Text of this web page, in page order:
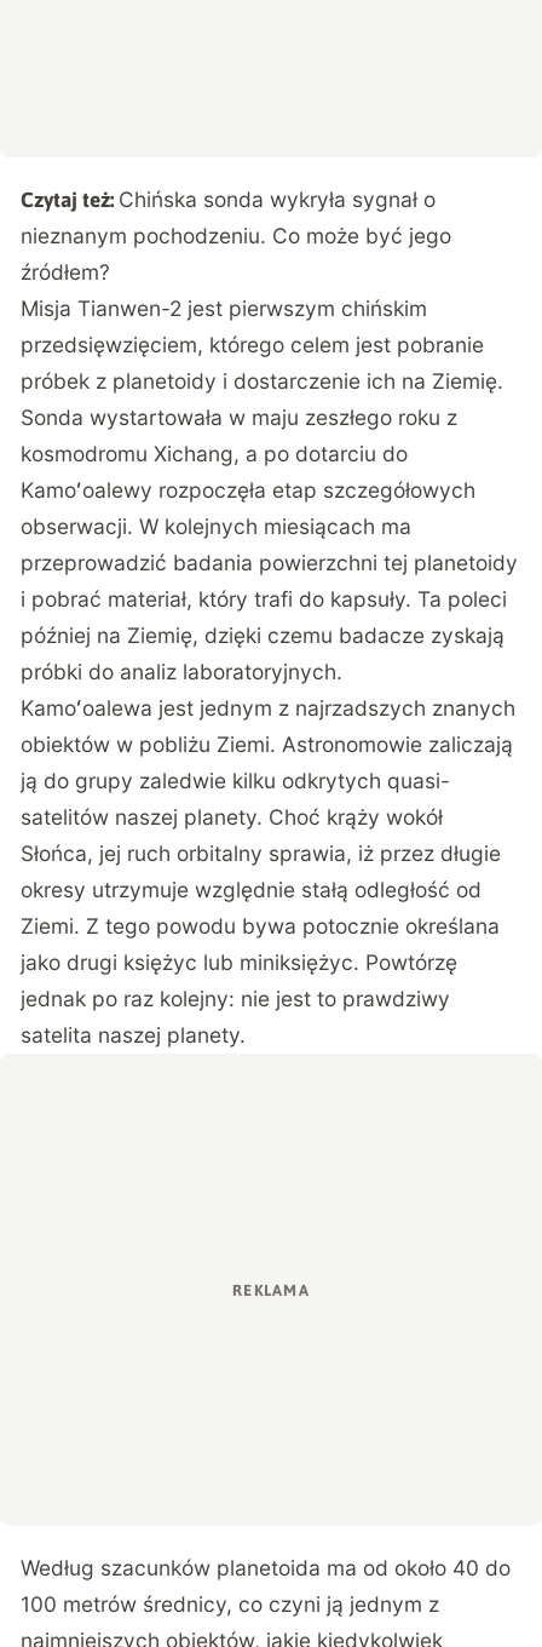
Czytaj też: Chińska sonda wykryła sygnał o
nieznanym pochodzeniu. Co może być jego
źródłem?
Misja Tianwen-2 jest pierwszym chińskim
przedsięwzięciem, którego celem jest pobranie
próbek z planetoidy i dostarczenie ich na Ziemię.
Sonda wystartowała w maju zeszłego roku z
kosmodromu Xichang, a po dotarciu do
Kamoʻoalewy rozpoczęła etap szczegółowych
obserwacji. W kolejnych miesiącach ma
przeprowadzić badania powierzchni tej planetoidy
i pobrać materiał, który trafi do kapsuły. Ta poleci
później na Ziemię, dzięki czemu badacze zyskają
próbki do analiz laboratoryjnych.
Kamoʻoalewa jest jednym z najrzadszych znanych
obiektów w pobliżu Ziemi. Astronomowie zaliczają
ją do grupy zaledwie kilku odkrytych quasi-
satelitów naszej planety. Choć krąży wokół
Słońca, jej ruch orbitalny sprawia, iż przez długie
okresy utrzymuje względnie stałą odległość od
Ziemi. Z tego powodu bywa potocznie określana
jako drugi księżyc lub miniksiężyc. Powtórzę
jednak po raz kolejny: nie jest to prawdziwy
satelita naszej planety.
Według szacunków planetoida ma od około 40 do
100 metrów średnicy, co czyni ją jednym z
najmniejszych obiektów, jakie kiedykolwiek